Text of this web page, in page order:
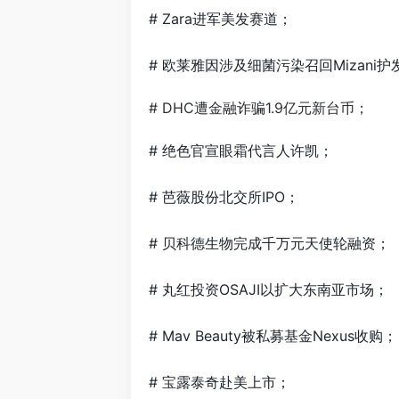
# Zara进军美发赛道；
# 欧莱雅因涉及细菌污染召回Mizani护
# DHC遭金融诈骗1.9亿元新台币；
# 绝色官宣眼霜代言人许凯；
# 芭薇股份北交所IPO；
# 贝科德生物完成千万元天使轮融资；
# 丸红投资OSAJI以扩大东南亚市场；
# Mav Beauty被私募基金Nexus收购；
# 宝露泰奇赴美上市；